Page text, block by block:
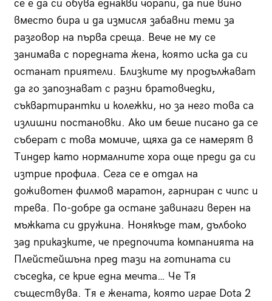
се е да си обува еднакви чорапи, да пие вино
вместо бира и да измисля забавни теми за
разговор на първа среща. Вече не му се
занимава с поредната жена, която иска да си
останат приятели. Близките му продължават
да го запознават с разни братовчедки,
съквартирантки и колежки, но за него това са
излишни постановки. Ако им беше писано да се
съберат с това момиче, щяха да се намерят в
Тиндер като нормалните хора още преди да си
изтрие профила. Сега се е отдал на
доживотен филмов маратон, гарниран с чипс и
трева. По-добре да остане завинаги верен на
мъжката си дружина. Нонякъде там, дълбоко
зад приказките, че предпочита компанията на
Плейстейшъна пред тази на готината си
съседка, се крие една мечта… Че Тя
съществува. Тя е жената, която играе Dota 2